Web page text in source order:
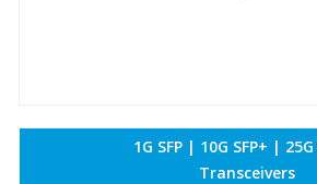
1G SFP | 10G SFP+ | 25G
Transceivers